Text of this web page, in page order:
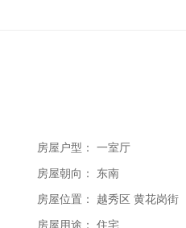
房屋户型： 一室厅
房屋朝向： 东南
房屋位置： 越秀区 黄花岗街
房屋用途： 住宅